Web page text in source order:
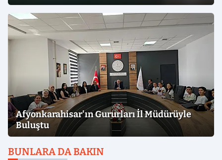
Afyonkarahisar'ın Gururları İl Müdürüyle
Buluştu
BUNLARA DA BAKIN